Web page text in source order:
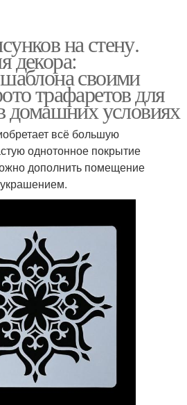
на стену.
декора:
своими
трафаретов для
домашних условиях
всё большую
однотонное покрытие
дополнить помещение